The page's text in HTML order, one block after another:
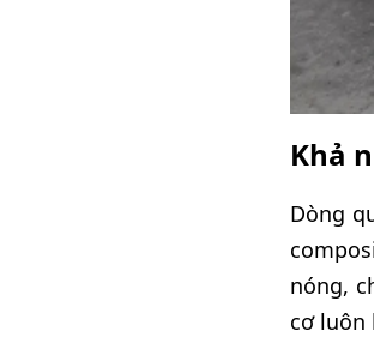
Khả
Dòng
nóng,
cơ luôn